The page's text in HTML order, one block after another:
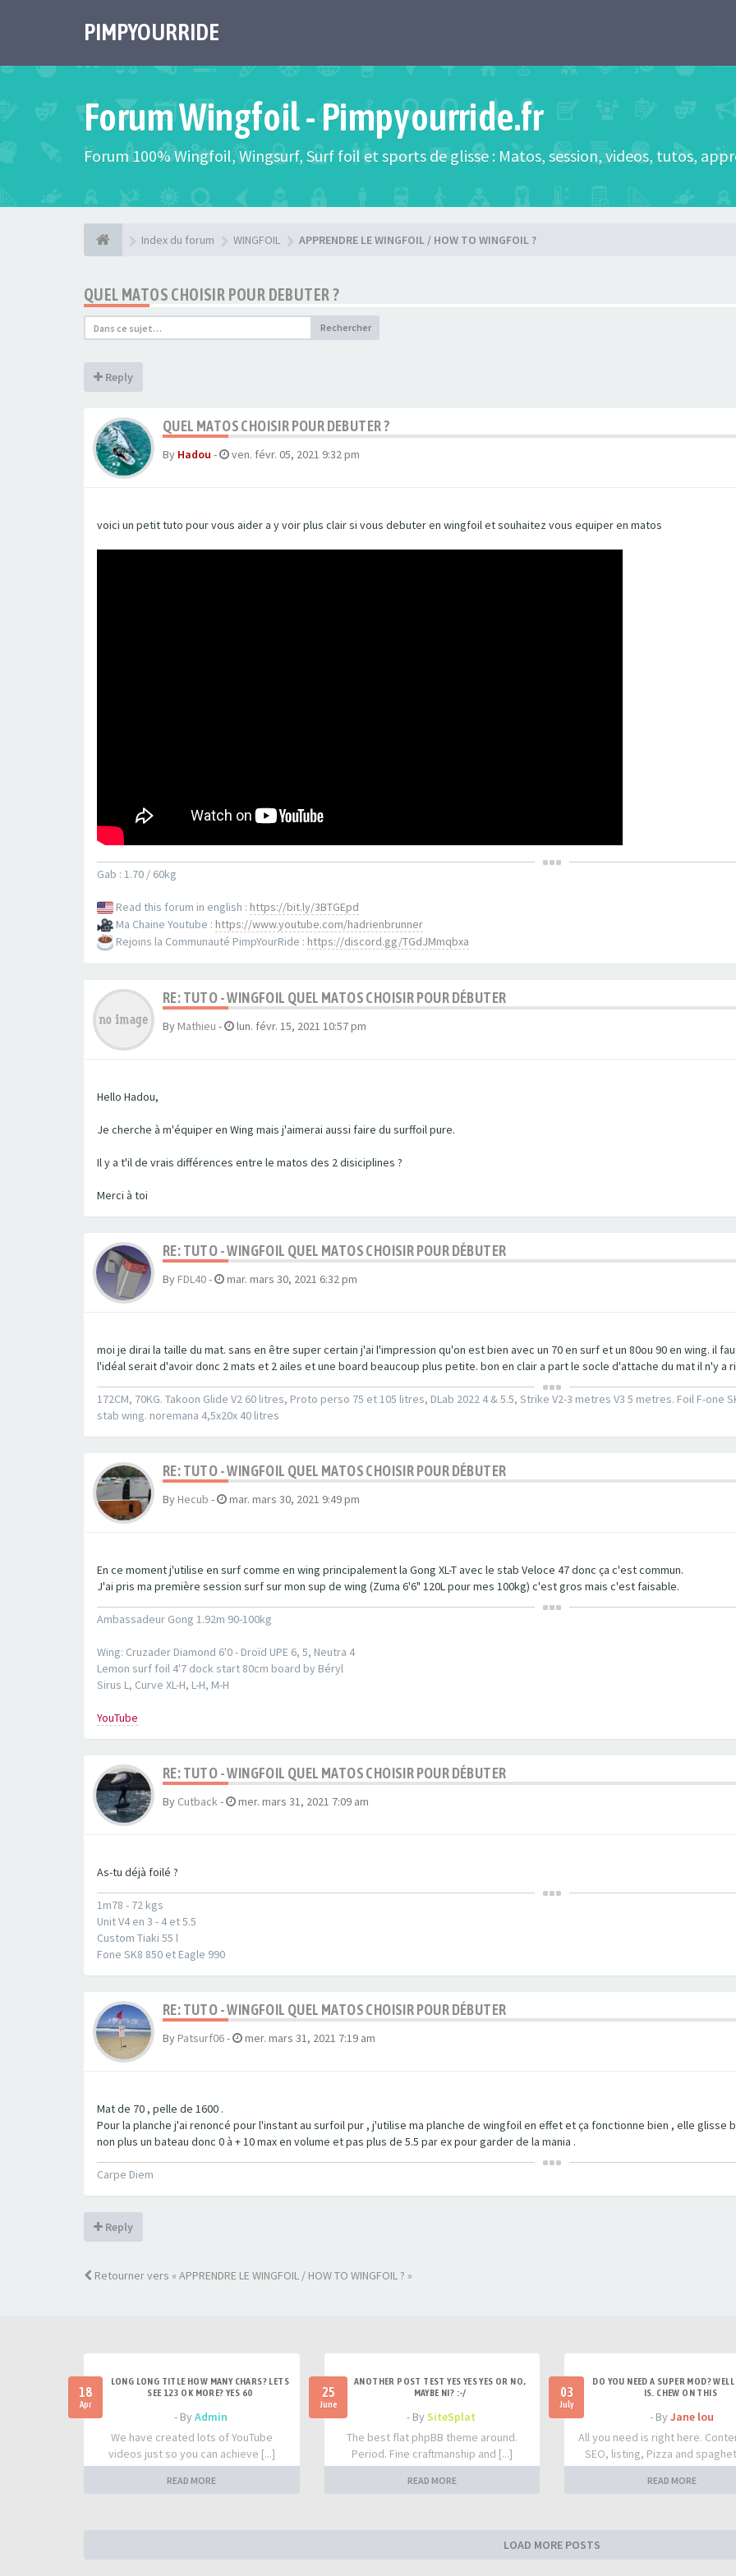
PIMPYOURRIDE
Forum Wingfoil - Pimpyourride.fr
Forum 100% Wingfoil, Wingsurf, Surf foil et sports de glisse : Matos, session, videos, tutos,
Index du forum WINGFOIL APPRENDRE LE WINGFOIL / HOW TO WINGFOIL ?
QUEL MATOS CHOISIR POUR DEBUTER ?
Rechercher
Reply
QUEL MATOS CHOISIR POUR DEBUTER ?
By Hadou - ven. févr. 05, 2021 9:32 pm
voici un petit tuto pour vous aider a y voir plus clair si vous debuter en wingfoil et souhaitez vous equiper en matos
Gab : 1.70 / 60kg
Read this forum in english : https://bit.ly/3BTGEpd
Ma Chaine Youtube : https://www.youtube.com/hadrienbrunner
Rejoins la Communauté PimpYourRide : https://discord.gg/TGdJMmqbxa
RE: TUTO - WINGFOIL QUEL MATOS CHOISIR POUR DÉBUTER
By Mathieu - lun. févr. 15, 2021 10:57 pm
Hello Hadou,
Je cherche à m'équiper en Wing mais j'aimerai aussi faire du surffoil pure.
Il y a t'il de vrais différences entre le matos des 2 disiciplines ?
Merci à toi
RE: TUTO - WINGFOIL QUEL MATOS CHOISIR POUR DÉBUTER
By FDL40- mar. mars 30, 2021 6:32 pm
moi je dirai la taille du mat. sans en être super certain j'ai l'impression qu'on est bien avec un 70 en surf et un 80ou 90 en wing. il
l'idéal serait d'avoir donc 2 mats et 2 ailes et une board beaucoup plus petite. bon en clair a part le socle d'attache du mat il n'y a
172CM, 70KG. Takoon Glide V2 60 litres, Proto perso 75 et 105 litres, DLab 2022 4 & 5.5, Strike V2-3 metres V3 5 metres. Foil F-one
stab wing. noremana 4,5x20x 40 litres
RE: TUTO - WINGFOIL QUEL MATOS CHOISIR POUR DÉBUTER
By Hecub - mar. mars 30, 2021 9:49 pm
En ce moment j'utilise en surf comme en wing principalement la Gong XL-T avec le stab Veloce 47 donc ça c'est commun.
J'ai pris ma première session surf sur mon sup de wing (Zuma 6'6" 120L pour mes 100kg) c'est gros mais c'est faisable.
Ambassadeur Gong 1.92m 90-100kg
Wing: Cruzader Diamond 6'0 - Droïd UPE 6, 5, Neutra 4
Lemon surf foil 4'7 dock start 80cm board by Béryl
Sirus L, Curve XL-H, L-H, M-H
YouTube
RE: TUTO - WINGFOIL QUEL MATOS CHOISIR POUR DÉBUTER
By Cutback- mer. mars 31, 2021 7:09 am
As-tu déjà foilé ?
1m78 - 72 kgs
Unit V4 en 3 - 4 et 5.5
Custom Tiaki 55 l
Fone SK8 850 et Eagle 990
RE: TUTO - WINGFOIL QUEL MATOS CHOISIR POUR DÉBUTER
By Patsurf06- mer. mars 31, 2021 7:19 am
Mat de 70 , pelle de 1600 .
Pour la planche j'ai renoncé pour l'instant au surfoil pur , j'utilise ma planche de wingfoil en effet et ça fonctionne bien , elle glisse
non plus un bateau donc 0 à + 10 max en volume et pas plus de 5.5 par ex pour garder de la mania .
Carpe Diem
Reply
Retourner vers « APPRENDRE LE WINGFOIL / HOW TO WINGFOIL ? »
18
Apr
LONG LONG TITLE HOW MANY CHARS? LETS
SEE 123 OK MORE? YES 60
- ByAdmin
We have created lots of YouTube
videos just so you can achieve [...]
READ MORE
25
June
ANOTHER POST TEST YES YES YES OR NO,
MAYBE NI? :-/
- BySiteSplat
The best flat phpBB theme around.
Period. Fine craftmanship and [...]
READ MORE
03
July
DO YOU NEED A SUPER MOD?
IS. CHEW ON THIS
- By Jane lou
All you need is right here.
SEO, listing, Pizza and
READ MORE
LOAD MORE POSTS